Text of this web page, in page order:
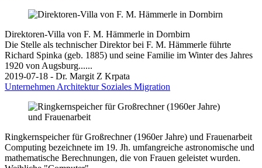
Direktoren-Villa von F. M. Hämmerle in Dornbirn
Die Stelle als technischer Direktor bei F. M. Hämmerle führte
Richard Spinka (geb. 1885) und seine Familie im Winter des Jahres
1920 von Augsburg......
2019-07-18 - Dr. Margit Z Krpata
Unternehmen Architektur Soziales Migration
Ringkernspeicher für Großrechner (1960er Jahre) und Frauenarbeit
Computing bezeichnete im 19. Jh. umfangreiche astronomische und
mathematische Berechnungen, die von Frauen geleistet wurden.